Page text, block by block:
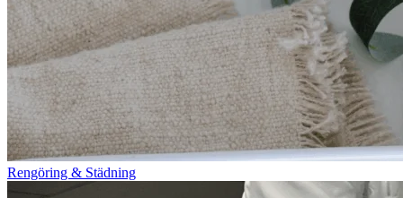
Rengöring & Städning